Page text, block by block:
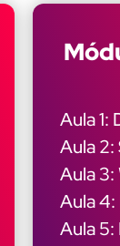
Aula 1:
Aula
Aula 3:
Aula 4:
Aula